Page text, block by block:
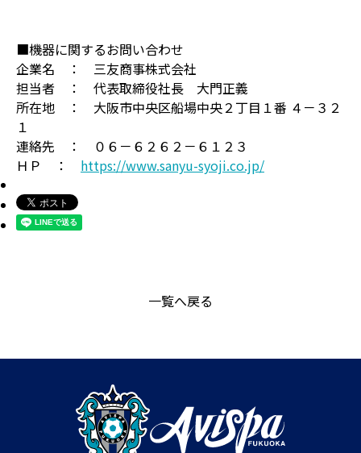
■機器に関するお問い合わせ
企業名 ： 三友商事株式会社
担当者 ： 代表取締役社長 大門正義
所在地 ： 大阪市中央区船場中央２丁目１番 ４－３２
１
連絡先 ： ０６－６２６２－６１２３
ＨＰ ： https://www.sanyu-syoji.co.jp/
一覧へ戻る